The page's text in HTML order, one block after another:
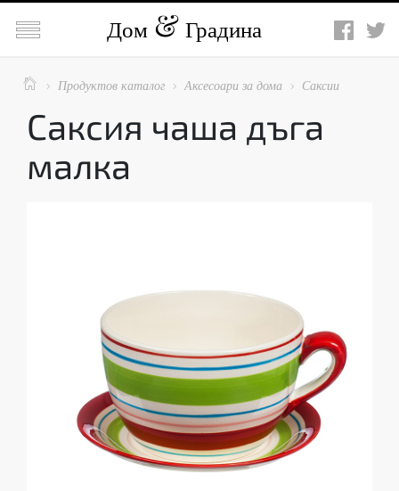
 Дом Градина
  Продуктов каталог  Аксесоари за дома  Саксии
Саксия чаша дъга
малка